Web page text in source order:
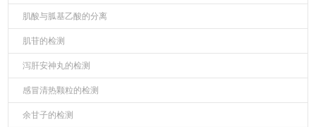
肌酸与胍基乙酸的分离
肌苷的检测
泻肝安神丸的检测
感冒清热颗粒的检测
余甘子的检测